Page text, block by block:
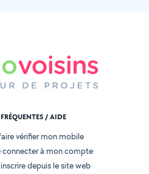
/ AIDE
vérifier mon mobile
connecter à mon compte
depuis le site web